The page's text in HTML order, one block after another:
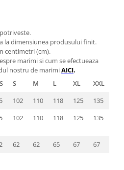
la dimensiunea produsului finit.
centimetri (cm).
marimi si cum se efectueaza
nostru de marimiAICI.
S M L XL
XXL
102 110 118 125
135
102 110 118 125 135
62 62 65 67 67